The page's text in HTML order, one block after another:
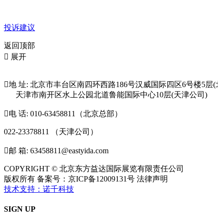
投诉建议
返回顶部
 展开
地 址: 北京市丰台区南四环西路186号汉威国际四区6号楼5层(
天津市南开区水上公园北道鲁能国际中心10层(天津公司)
电 话: 010-63458811（北京总部）
022-23378811 （天津公司）
邮 箱: 63458811@eastyida.com
COPYRIGHT © 北京东方益达国际展览有限责任公司
版权所有 备案号：京ICP备12009131号 法律声明
技术支持：诺千科技
SIGN UP